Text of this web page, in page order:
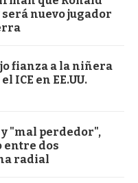
nuevo jugador
fianza a la niñera
ICE en EE.UU.
"mal perdedor",
entre dos
radial